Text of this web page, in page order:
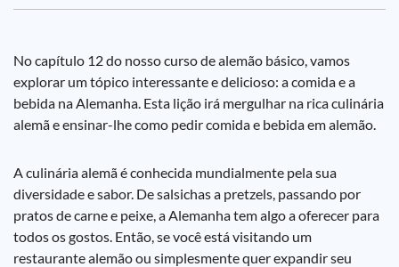
No capítulo 12 do nosso curso de alemão básico, vamos
explorar um tópico interessante e delicioso: a comida e a
bebida na Alemanha. Esta lição irá mergulhar na rica culinária
alemã e ensinar-lhe como pedir comida e bebida em alemão.
A culinária alemã é conhecida mundialmente pela sua
diversidade e sabor. De salsichas a pretzels, passando por
pratos de carne e peixe, a Alemanha tem algo a oferecer para
todos os gostos. Então, se você está visitando um
restaurante alemão ou simplesmente quer expandir seu